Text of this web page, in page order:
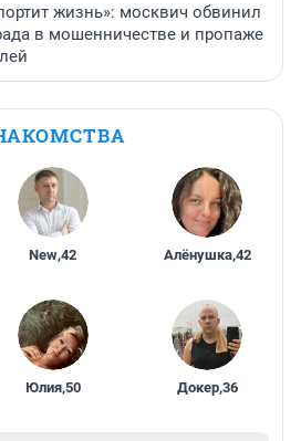
жизнь»: москвич обвинил
в мошенничестве и пропаже
New,42 Алёнушка,42
Юлия,50 Докер,36